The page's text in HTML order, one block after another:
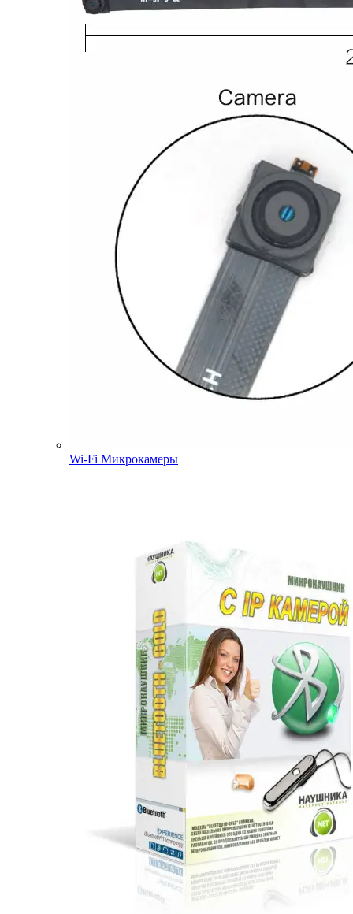
Wi-Fi Микрокамеры